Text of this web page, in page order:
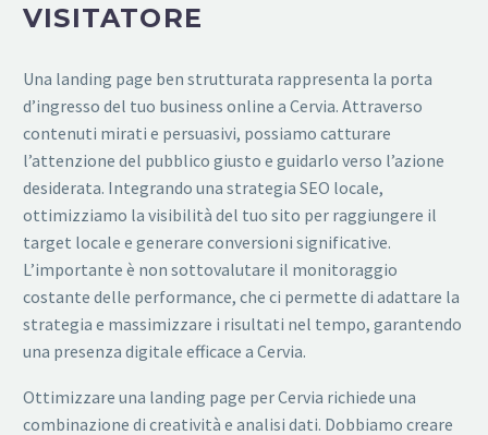
VISITATORE
Una landing page ben strutturata rappresenta la porta
d’ingresso del tuo business online a Cervia. Attraverso
contenuti mirati e persuasivi, possiamo catturare
l’attenzione del pubblico giusto e guidarlo verso l’azione
desiderata. Integrando una strategia SEO locale,
ottimizziamo la visibilità del tuo sito per raggiungere il
target locale e generare conversioni significative.
L’importante è non sottovalutare il monitoraggio
costante delle performance, che ci permette di adattare la
strategia e massimizzare i risultati nel tempo, garantendo
una presenza digitale efficace a Cervia.
Ottimizzare una landing page per Cervia richiede una
combinazione di creatività e analisi dati. Dobbiamo creare